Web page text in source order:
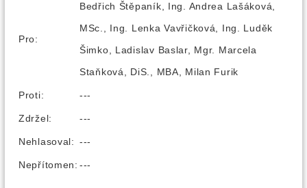
Pro:
Bedřich Štěpaník, Ing. Andrea Lašáková,
MSc., Ing. Lenka Vavřičková, Ing. Luděk
Šimko, Ladislav Baslar, Mgr. Marcela
Staňková, DiS., MBA, Milan Furik
Proti: ---
Zdržel: ---
Nehlasoval: ---
Nepřítomen: ---